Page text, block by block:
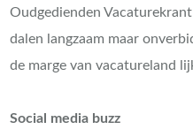
Oudgedienden
dalen langzaam maar
de marge van vacatureland
Social media buzz